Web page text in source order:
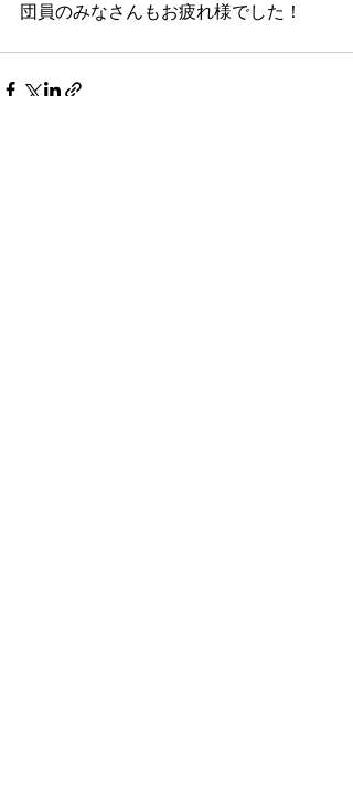
団員のみなさんもお疲れ様でした！